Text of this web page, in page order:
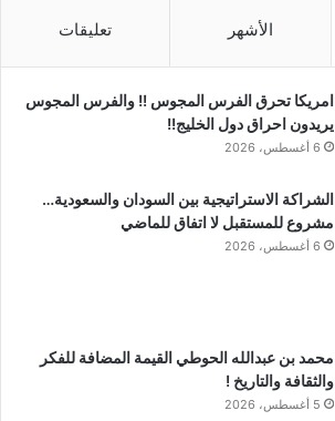
الأشهر تعليقات
امريكا تحرق الفرس المجوس !! والفرس المجوس
يريدون احراق دول الخليج!!
6 أغسطس، 2026
الشراكة الاستراتيجية بين السودان والسعودية…
مشروع للمستقبل لا اتفاق للماضي
6 أغسطس، 2026
محمد بن عبدالله الحوطي القيمة المضافة للفكر
والثقافة والتاريخ !
5 أغسطس، 2026